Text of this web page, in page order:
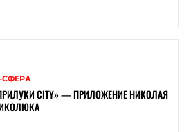
СФЕРА
CITY» — ПРИЛОЖЕНИЕ НИКОЛАЯ